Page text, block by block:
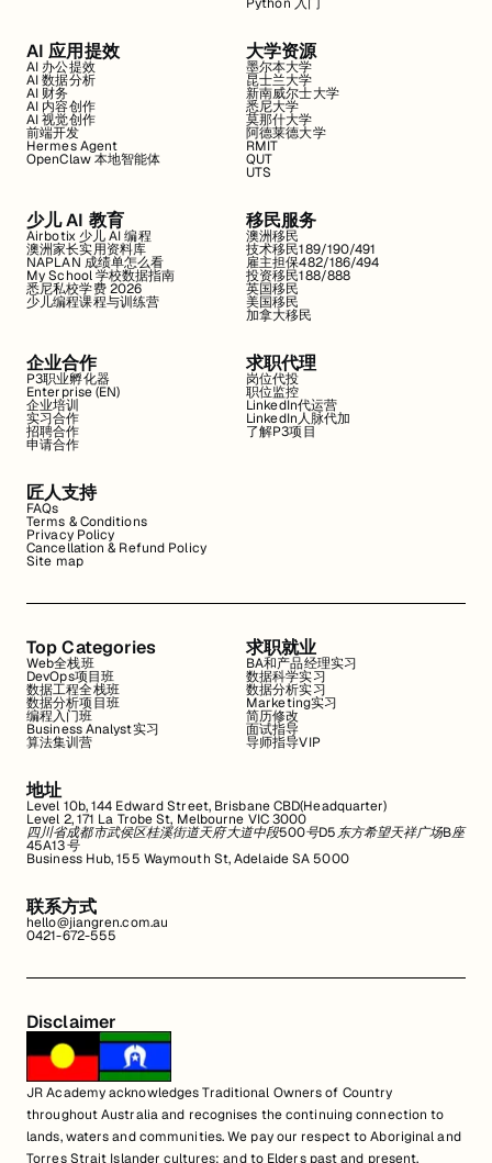
AI 应用提效
AI 办公提效
AI 数据分析
AI 财务
AI 内容创作
AI 视觉创作
前端开发
Hermes Agent
OpenClaw 本地智能体
大学资源
墨尔本大学
昆士兰大学
新南威尔士大学
悉尼大学
莫那什大学
阿德莱德大学
RMIT
QUT
UTS
少儿 AI 教育
Airbotix 少儿 AI 编程
澳洲家长实用资料库
NAPLAN 成绩单怎么看
My School 学校数据指南
悉尼私校学费 2026
少儿编程课程与训练营
移民服务
澳洲移民
技术移民189/190/491
雇主担保482/186/494
投资移民188/888
英国移民
美国移民
加拿大移民
企业合作
P3职业孵化器
Enterprise (EN)
企业培训
实习合作
招聘合作
申请合作
求职代理
岗位代投
职位监控
LinkedIn代运营
LinkedIn人脉代加
了解P3项目
匠人支持
FAQs
Terms & Conditions
Privacy Policy
Cancellation & Refund Policy
Site map
Top Categories
Web全栈班
DevOps项目班
数据工程全栈班
数据分析项目班
编程入门班
Business Analyst实习
算法集训营
求职就业
BA和产品经理实习
数据科学实习
数据分析实习
Marketing实习
简历修改
面试指导
导师指导VIP
地址
Level 10b, 144 Edward Street, Brisbane CBD(Headquarter)
Level 2, 171 La Trobe St, Melbourne VIC 3000
四川省成都市武侯区桂溪街道天府大道中段500号D5东方希望天祥广场B座
45A13号
Business Hub, 155 Waymouth St, Adelaide SA 5000
联系方式
hello@jiangren.com.au
0421-672-555
Disclaimer
JR Academy acknowledges Traditional Owners of Country
throughout Australia and recognises the continuing connection to
lands, waters and communities. We pay our respect to Aboriginal and
Torres Strait Islander cultures; and to Elders past and present.